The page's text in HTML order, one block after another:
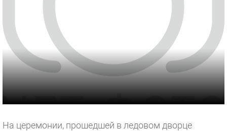
На церемонии, прошедшей в ледовом дворце